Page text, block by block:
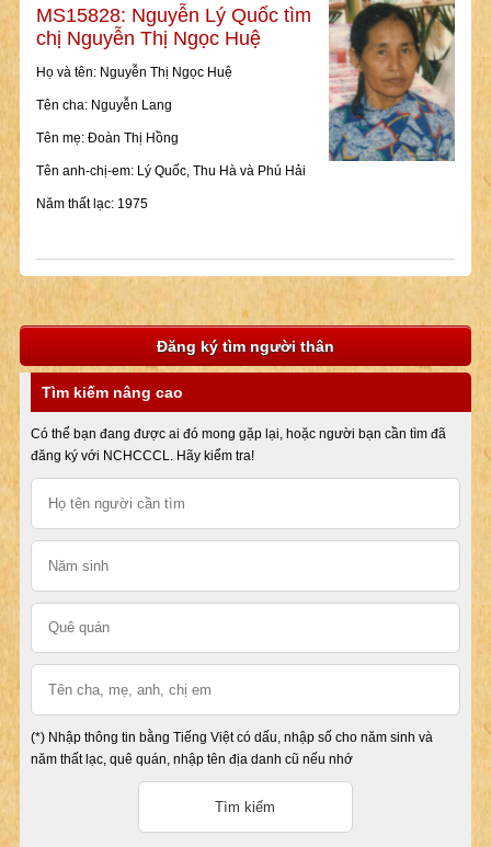
MS15828: Nguyễn Lý Quốc tìm
chị Nguyễn Thị Ngọc Huệ
Họ và tên: Nguyễn Thị Ngọc Huệ
Tên cha: Nguyễn Lang
Tên mẹ: Đoàn Thị Hồng
Tên anh-chị-em: Lý Quốc, Thu Hà và Phú Hải
Năm thất lạc: 1975
Đăng ký tìm người thân
Tìm kiếm nâng cao
Có thể bạn đang được ai đó mong gặp lại, hoặc người bạn cần tìm đã
đăng ký với NCHCCCL. Hãy kiểm tra!
(*) Nhập thông tin bằng Tiếng Việt có dấu, nhập số cho năm sinh và
năm thất lạc, quê quán, nhập tên địa danh cũ nếu nhớ